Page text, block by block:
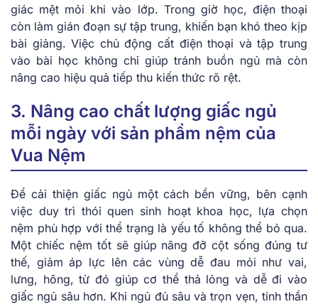
giác mệt mỏi khi vào lớp. Trong giờ học, điện thoại
còn làm gián đoạn sự tập trung, khiến bạn khó theo kịp
bài giảng. Việc chủ động cất điện thoại và tập trung
vào bài học không chỉ giúp tránh buồn ngủ mà còn
nâng cao hiệu quả tiếp thu kiến thức rõ rệt.
3. Nâng cao chất lượng giấc ngủ
mỗi ngày với sản phẩm nệm của
Vua Nệm
Để cải thiện giấc ngủ một cách bền vững, bên cạnh
việc duy trì thói quen sinh hoạt khoa học, lựa chọn
nệm phù hợp với thể trạng là yếu tố không thể bỏ qua.
Một chiếc nệm tốt sẽ giúp nâng đỡ cột sống đúng tư
thế, giảm áp lực lên các vùng dễ đau mỏi như vai,
lưng, hông, từ đó giúp cơ thể thả lỏng và dễ đi vào
giấc ngủ sâu hơn. Khi ngủ đủ sâu và trọn vẹn, tinh thần